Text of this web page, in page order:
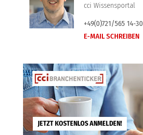
cci Wissensportal
+49(0)721/565 14-30
E-MAIL SCHREIBEN
JETZT KOSTENLOS ANMELDEN!